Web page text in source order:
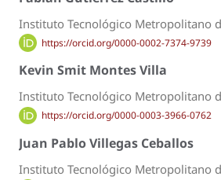
Instituto Tecnológico Metropolitano
https://orcid.org/0000-0002-7374-9739
Kevin Smit Montes Villa
Instituto Tecnológico Metropolitano
https://orcid.org/0000-0003-3966-0762
Juan Pablo Villegas Ceballos
Instituto Tecnológico Metropolitano